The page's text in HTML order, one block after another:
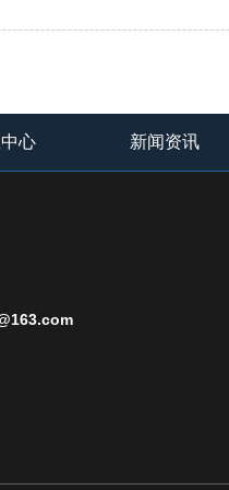
心 新闻资讯